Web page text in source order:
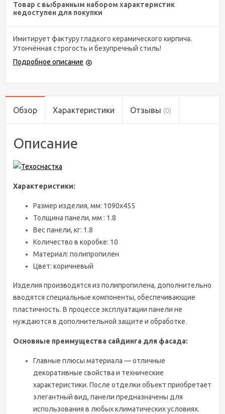
Товар с выбранным набором характеристик
недоступен для покупки
Имитирует фактуру гладкого керамического кирпича.
Утончённая строгость и безупречный стиль!
Подробное описание
Обзор Характеристики Отзывы (0)
Описание
Характеристики:
Размер изделия, мм: 1090x455
Толщина панели, мм : 1.8
Вес панели, кг: 1.8
Количество в коробке: 10
Материал: полипропилен
Цвет: коричневый
Изделия производятся из полипропилена, дополнительно
вводятся специальные компоненты, обеспечивающие
пластичность. В процессе эксплуатации панели не
нуждаются в дополнительной защите и обработке.
Основные преимущества сайдинга для фасада:
Главные плюсы материала — отличные
декоративные свойства и технические
характеристики. После отделки объект приобретает
элегантный вид, панели предназначены для
использования в любых климатических условиях.